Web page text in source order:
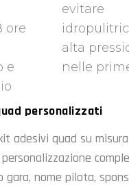
ore
e
evitare
alta
nelle
personalizzati
adesivi quad su
gara, nome pilota,